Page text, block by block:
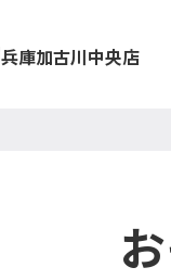
兵庫加古川中央店